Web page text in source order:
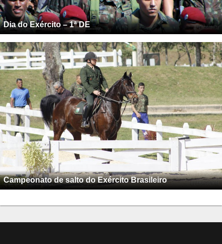
Dia do Exército – 1ª DE
Campeonato de salto do Exército Brasileiro